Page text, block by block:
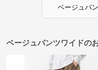
ベージュパ
ベージュパンツワイドの